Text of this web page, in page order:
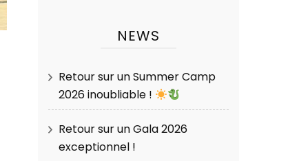
NEWS
Retour sur un Summer Camp
2026 inoubliable !
Retour sur un Gala 2026
exceptionnel !